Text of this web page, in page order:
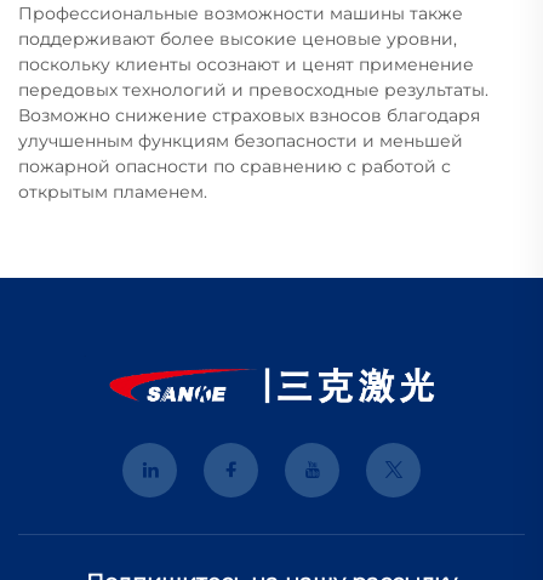
Профессиональные возможности машины также
поддерживают более высокие ценовые уровни,
поскольку клиенты осознают и ценят применение
передовых технологий и превосходные результаты.
Возможно снижение страховых взносов благодаря
улучшенным функциям безопасности и меньшей
пожарной опасности по сравнению с работой с
открытым пламенем.